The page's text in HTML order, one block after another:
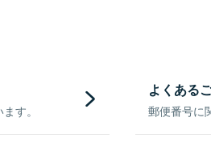
す。
よくある
郵便番号に